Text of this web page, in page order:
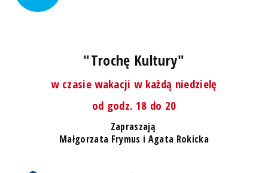
"Trochę Kultury"
w czasie wakacji w każdą niedzielę
od godz. 18 do 20
Zapraszają
Małgorzata Frymus i Agata Rokicka